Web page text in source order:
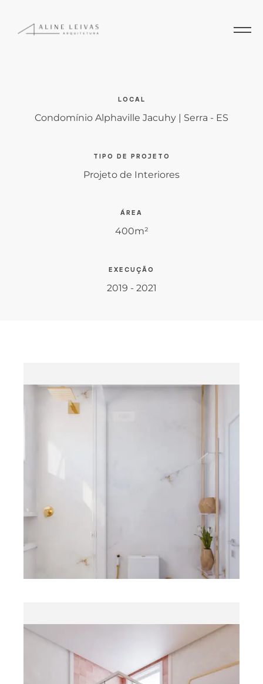
LOCAL
Condomínio Alphaville Jacuhy | Serra - ES
TIPO DE PROJETO
Projeto de Interiores
ÁREA
400m²
EXECUÇÃO
2019 - 2021